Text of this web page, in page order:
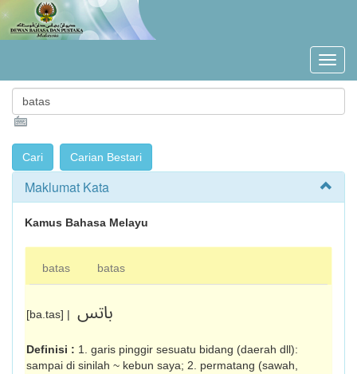
Maklumat Kata
Kamus Bahasa Melayu
batas batas
[ba.tas] | باتس
Definisi : 1. garis pinggir sesuatu bidang (daerah dll):
sampai di sinilah ~ kebun saya; 2. permatang (sawah,